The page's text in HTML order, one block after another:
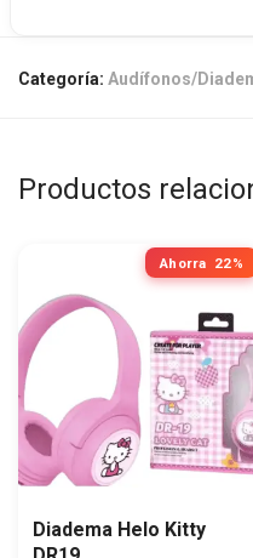
Categoría: Audífonos/
Productos
Ahorra 22%
Diadema Helo Kitty